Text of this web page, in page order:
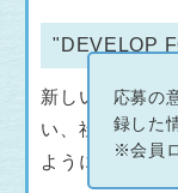
"DEVELOP
新しい技術を
い、社員一同常
ようにつとめま
応募の
録した
※会員